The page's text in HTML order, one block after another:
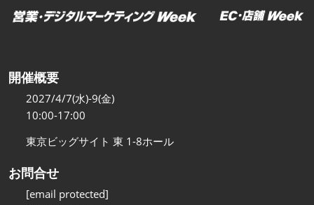
開催概要
2027/4/7(水)-9(金)
10:00-17:00
東京ビッグサイト 東 1-8ホール
お問合せ
[email protected]